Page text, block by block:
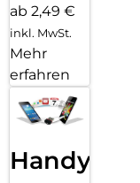
ab 2,49 €
inkl. MwSt.
Mehr
erfahren
Handy